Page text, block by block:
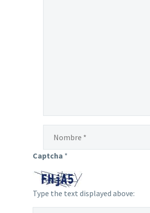
Captcha *
Type the text displayed above: